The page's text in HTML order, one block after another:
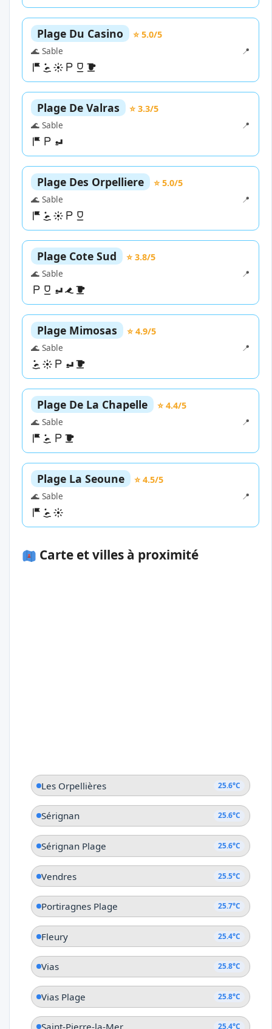
Plage Du Casino
⭐ 5.0/5
🌊 Sable
📍
Plage De Valras
⭐ 3.3/5
🌊 Sable
📍
Plage Des Orpelliere
⭐ 5.0/5
🌊 Sable
📍
Plage Cote Sud
⭐ 3.8/5
🌊 Sable
📍
Plage Mimosas
⭐ 4.9/5
🌊 Sable
📍
Plage De La Chapelle
⭐ 4.4/5
🌊 Sable
📍
Plage La Seoune
⭐ 4.5/5
🌊 Sable
📍
Carte et villes à proximité
Les Orpellières 25.6°C
Sérignan 25.6°C
Sérignan Plage 25.6°C
Vendres 25.5°C
Portiragnes Plage 25.7°C
Fleury 25.4°C
Vias 25.8°C
Vias Plage 25.8°C
25.4°C